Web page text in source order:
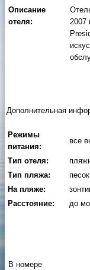
Описание
отеля:
2007
Дополнительная
Режимы
питания:
все
Тип отеля:
Тип пляжа:
песок
На пляже:
Расстояние:
до
В номере